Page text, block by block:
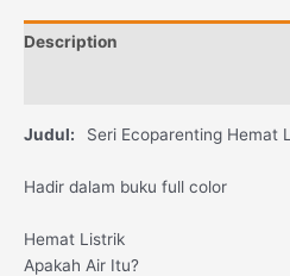
Description
Judul: Seri Ecoparenting Hemat
Hadir dalam buku full color
Hemat Listrik
Apakah Air Itu?